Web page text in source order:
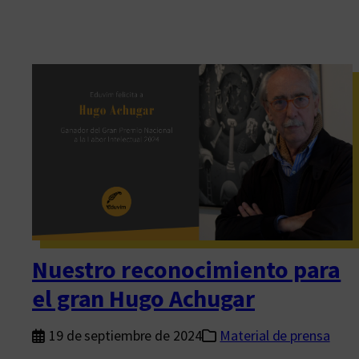
Nuestro reconocimiento para
el gran Hugo Achugar
19 de septiembre de 2024 Material de prensa